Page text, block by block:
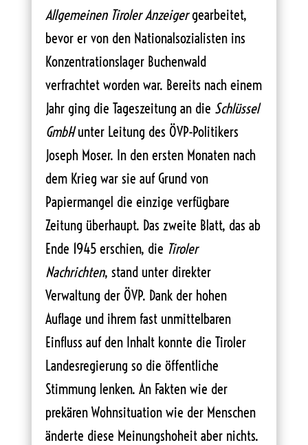
Allgemeinen Tiroler Anzeigergearbeitet,
bevor er von den Nationalsozialisten ins
Konzentrationslager Buchenwald
verfrachtet worden war. Bereits nach einem
Jahr ging die Tageszeitung an die Schlüssel
GmbHunter Leitung des ÖVP-Politikers
Joseph Moser. In den ersten Monaten nach
dem Krieg war sie auf Grund von
Papiermangel die einzige verfügbare
Zeitung überhaupt. Das zweite Blatt, das ab
Ende 1945 erschien, die Tiroler
Nachrichten, stand unter direkter
Verwaltung der ÖVP. Dank der hohen
Auflage und ihrem fast unmittelbaren
Einfluss auf den Inhalt konnte die Tiroler
Landesregierung so die öffentliche
Stimmung lenken. An Fakten wie der
prekären Wohnsituation wie der Menschen
änderte diese Meinungshoheit aber nichts.